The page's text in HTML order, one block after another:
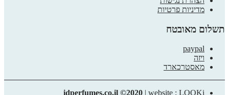
מדיניות פרטיות
תשלום מאובטח
paypal
ויזה
מאסטרכארד
idperfumes.co.il ©2020 | website : LOOKi